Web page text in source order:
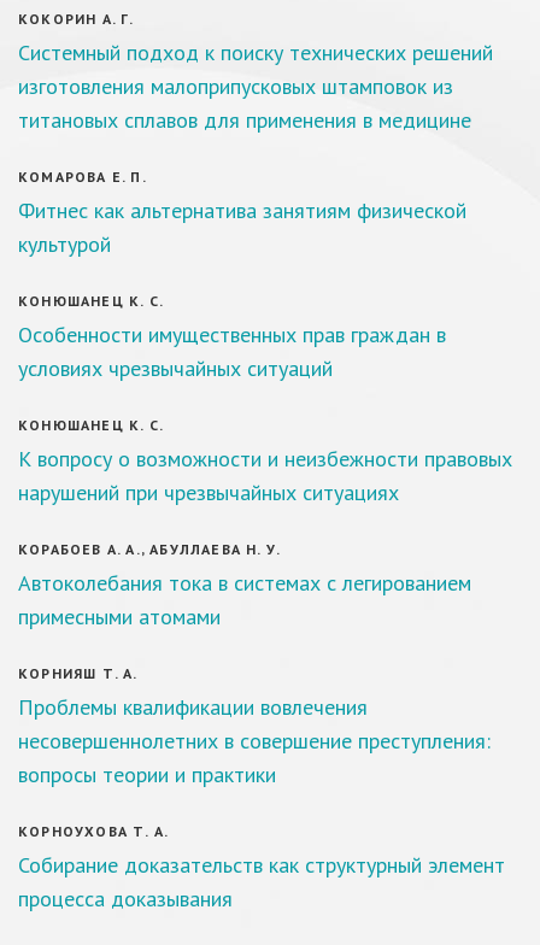
КОКОРИН А. Г.
Системный подход к поиску технических решений
изготовления малоприпусковых штамповок из
титановых сплавов для применения в медицине
КОМАРОВА Е. П.
Фитнес как альтернатива занятиям физической
культурой
КОНЮШАНЕЦ К. С.
Особенности имущественных прав граждан в
условиях чрезвычайных ситуаций
КОНЮШАНЕЦ К. С.
К вопросу о возможности и неизбежности правовых
нарушений при чрезвычайных ситуациях
КОРАБОЕВ А. А., АБУЛЛАЕВА Н. У.
Автоколебания тока в системах с легированием
примесными атомами
КОРНИЯШ Т. А.
Проблемы квалификации вовлечения
несовершеннолетних в совершение преступления:
вопросы теории и практики
КОРНОУХОВА Т. А.
Собирание доказательств как структурный элемент
процесса доказывания